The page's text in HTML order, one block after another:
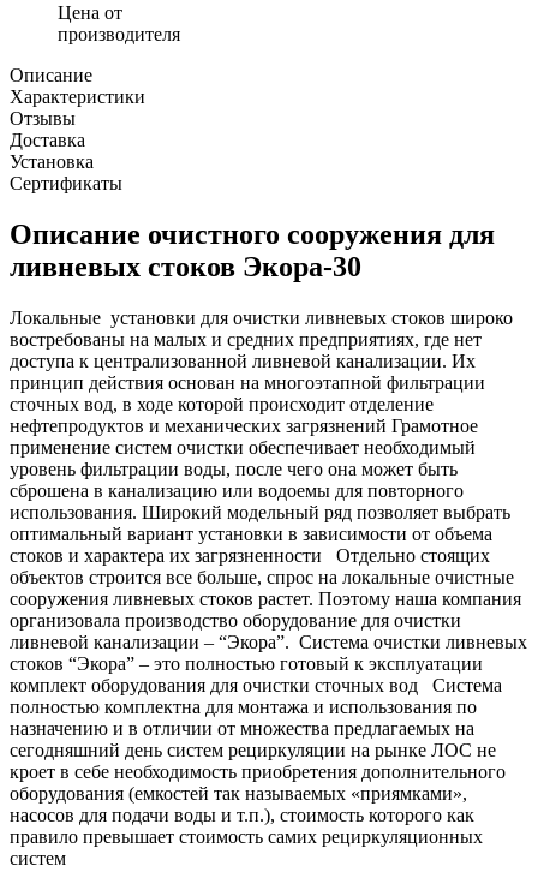
Цена от
производителя
Описание
Характеристики
Отзывы
Доставка
Установка
Сертификаты
Описание очистного сооружения для
ливневых стоков Экора-30
Локальные установки для очистки ливневых стоков широко
востребованы на малых и средних предприятиях, где нет
доступа к централизованной ливневой канализации. Их
принцип действия основан на многоэтапной фильтрации
сточных вод, в ходе которой происходит отделение
нефтепродуктов и механических загрязнений Грамотное
применение систем очистки обеспечивает необходимый
уровень фильтрации воды, после чего она может быть
сброшена в канализацию или водоемы для повторного
использования. Широкий модельный ряд позволяет выбрать
оптимальный вариант установки в зависимости от объема
стоков и характера их загрязненности Отдельно стоящих
объектов строится все больше, спрос на локальные очистные
сооружения ливневых стоков растет. Поэтому наша компания
организовала производство оборудование для очистки
ливневой канализации – “Экора”. Система очистки ливневых
стоков “Экора” – это полностью готовый к эксплуатации
комплект оборудования для очистки сточных вод Система
полностью комплектна для монтажа и использования по
назначению и в отличии от множества предлагаемых на
сегодняшний день систем рециркуляции на рынке ЛОС не
кроет в себе необходимость приобретения дополнительного
оборудования (емкостей так называемых «приямками»,
насосов для подачи воды и т.п.), стоимость которого как
правило превышает стоимость самих рециркуляционных
систем